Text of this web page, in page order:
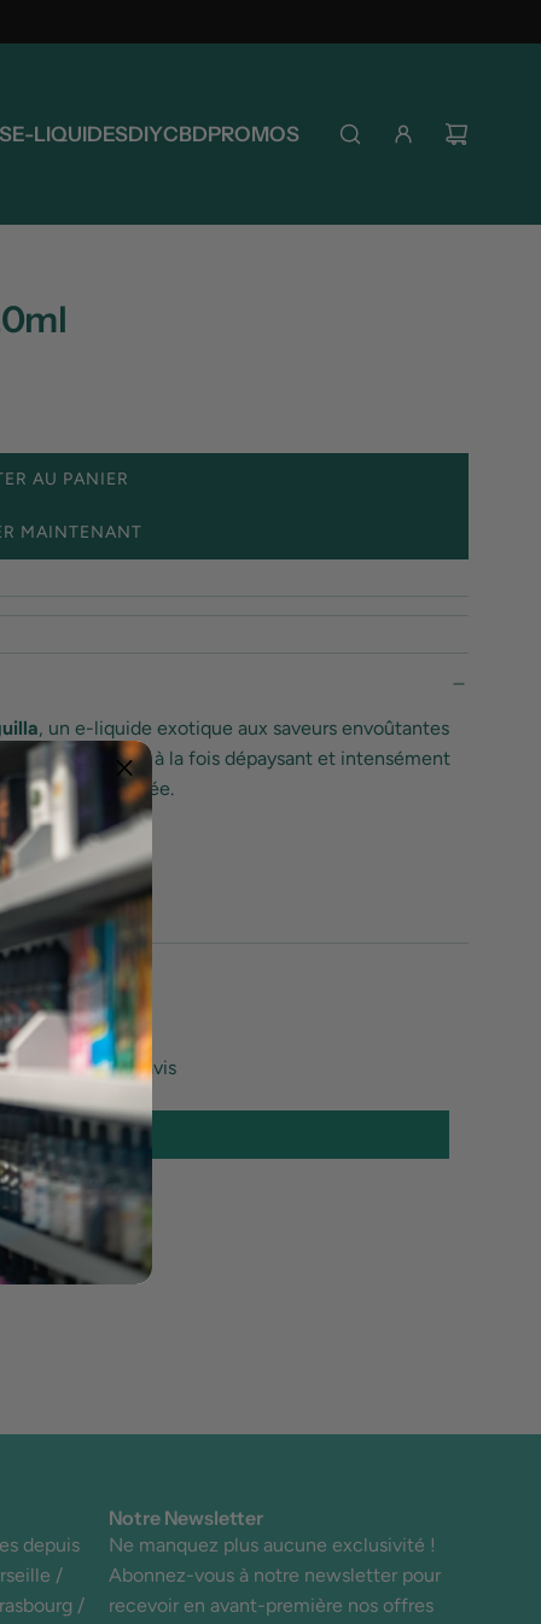
E-LIQUIDESDIYCBDPROMOS
AU PANIER
C
A
G
M
T
.
.
.
MAINTENANT
, un e-liquide exotique aux saveurs envoûtantes
Ce cocktail fruité, à la fois dépaysant et intensément
à chaque bouffée.
Clients
à écrire un avis
un avis
depuis
/
/
Notre Newsletter
Ne manquez plus aucune exclusivité !
Abonnez-vous à notre newsletter pour
recevoir en avant-première nos offres